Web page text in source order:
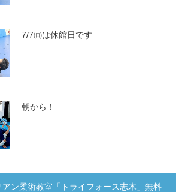
7/7㈰は休館日です
朝から！
ン柔術教室「トライフォース志木」無料